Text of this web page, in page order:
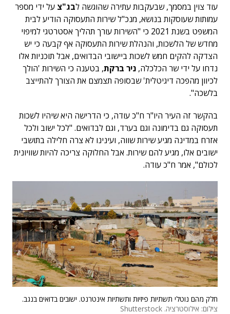
עוד צוין במסמך, שבעקבות עתירה שהוגשה לבג"צ על ידי מספר
עמותות שעוסקות בנושא, מנכ"ל שירות התעסוקה הודיע לבית
המשפט בשנת 2021 כי "השירות עורך תהליך אסטרטגי למיפוי
מחדש של הלשכות, והנהלת שירות התעסוקה אף קבעה כי יש
הצדקה להקים חמש לשכות ביישובי הבדואים, אבל תוכניות אלו
נדחו על ידי שר הכלכלה, ניר ברקת, בטענה כי השירות 'הולך
לכיוון מהפכה דיגיטלית' שבסופה תצמצם את הצורך להתייצב
בלשכה".
בהקשר זה העיר היו"ר ח"כ עודה, כי הדרישה היא שיהיו לשכות
תעסוקה גם בדימונה וגם בערד, וגם לבדואים. "לכל ישוב ולכל
אזרח במדינה מגיע שירות שווה, ועינינו לא צרה חלילה בתושבי
ישובים אלו, מגיע להם שירות. אבל החלוקה צריכה להיות שוויונית
לכולם", אמר ח"כ עודה.
חלק מהם נוטלי תשתיות פיזיות ותשתיות אינטרנט. ישובים בדואים בנגב.
צילום: אילוסטרציה. Shutterstock